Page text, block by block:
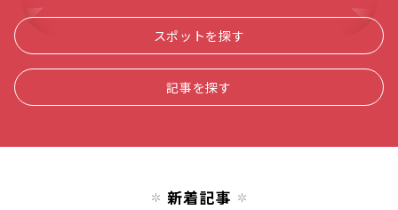
スポットを探す
記事を探す
新着記事